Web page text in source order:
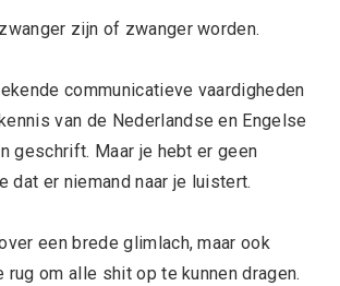
zijn of zwanger worden.
communicatieve vaardigheden
van de Nederlandse en Engelse
geschrift. Maar je hebt er geen
dat er niemand naar je luistert.
een brede glimlach, maar ook
rug om alle shit op te kunnen dragen.